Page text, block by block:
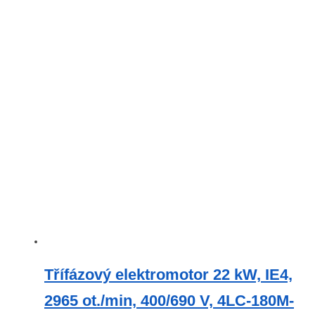
Třífázový elektromotor 22 kW, IE4,
2965 ot./min, 400/690 V, 4LC-180M-